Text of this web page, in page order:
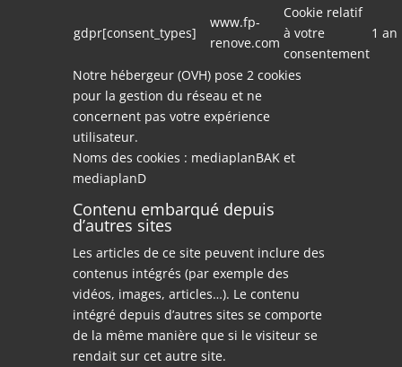
gdpr[consent_types]
www.fp-
renove.com
Cookie relatif
à votre
consentement
1 an
Notre hébergeur (OVH) pose 2 cookies
pour la gestion du réseau et ne
concernent pas votre expérience
utilisateur.
Noms des cookies : mediaplanBAK et
mediaplanD
Contenu embarqué depuis
d’autres sites
Les articles de ce site peuvent inclure des
contenus intégrés (par exemple des
vidéos, images, articles…). Le contenu
intégré depuis d’autres sites se comporte
de la même manière que si le visiteur se
rendait sur cet autre site.